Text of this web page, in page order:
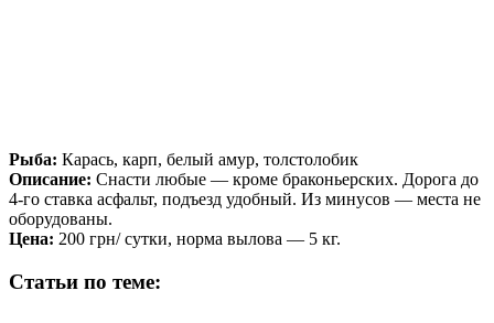
Рыба: Карась, карп, белый амур, толстолобик
Описание: Снасти любые — кроме браконьерских. Дорога до
4-го ставка асфальт, подъезд удобный. Из минусов — места не
оборудованы.
Цена: 200 грн/ сутки, норма вылова — 5 кг.
Статьи по теме: